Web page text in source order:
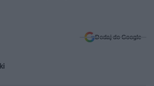
Dodaj do Google